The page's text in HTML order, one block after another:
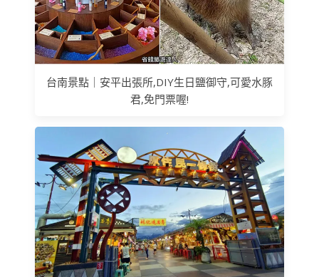
台南景點｜安平出張所,DIY生日鹽御守,可愛水豚
君,免門票喔!